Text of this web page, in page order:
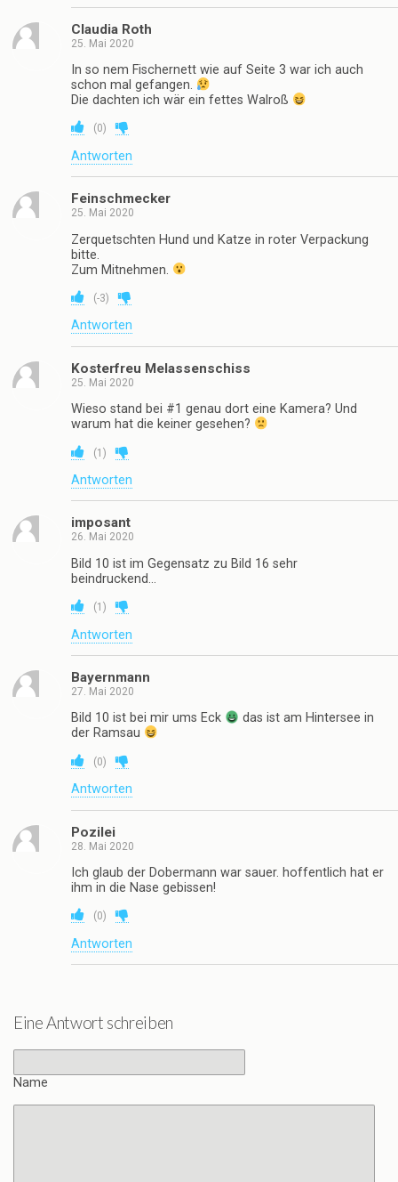
Claudia Roth
25. Mai 2020
In so nem Fischernett wie auf Seite 3 war ich auch
schon mal gefangen.
Die dachten ich wär ein fettes Walroß
(0)
Antworten
Feinschmecker
25. Mai 2020
Zerquetschten Hund und Katze in roter Verpackung
bitte.
Zum Mitnehmen.
(-3)
Antworten
Kosterfreu Melassenschiss
25. Mai 2020
Wieso stand bei #1 genau dort eine Kamera? Und
warum hat die keiner gesehen?
(1 )
Antworten
imposant
26. Mai 2020
Bild 10 ist im Gegensatz zu Bild 16 sehr
beindruckend…
(1 )
Antworten
Bayernmann
27. Mai 2020
Bild 10 ist bei mir ums Eck
das ist am Hintersee in
der Ramsau
(0)
Antworten
Pozilei
28. Mai 2020
Ich glaub der Dobermann war sauer. hoffentlich hat er
ihm in die Nase gebissen!
(0)
Antworten
Eine Antwort schreiben
Name